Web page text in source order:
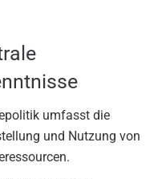
umfasst die
und Nutzung von